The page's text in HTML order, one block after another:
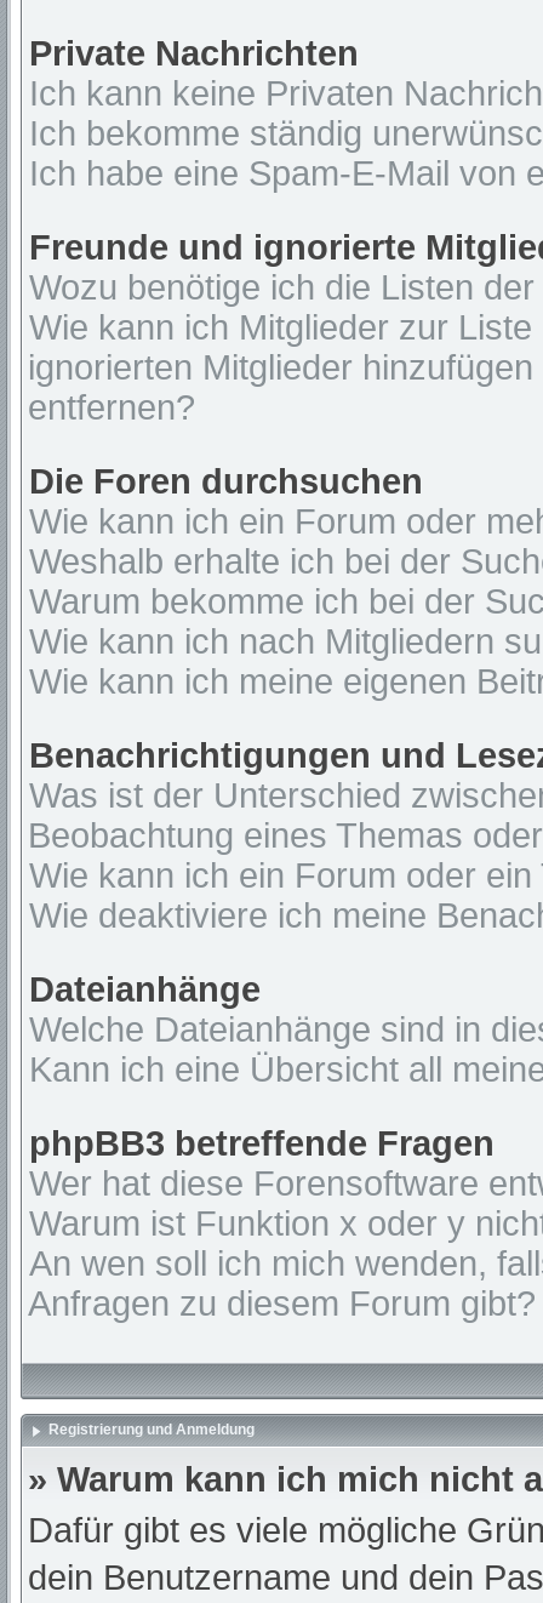
Private Nachrichten
Ich kann keine Privaten
Ich bekomme ständig
Ich habe eine Spam-E-Mail von
Freunde und ignorierte
Wozu benötige ich die Listen
Wie kann ich Mitglieder zur
ignorierten Mitglieder
entfernen?
Die Foren durchsuchen
Wie kann ich ein Forum oder
Weshalb erhalte ich bei der
Warum bekomme ich bei der
Wie kann ich nach Mitgliedern
Wie kann ich meine eigenen
Benachrichtigungen und
Was ist der Unterschied
Beobachtung eines Themas
Wie kann ich ein Forum oder
Wie deaktiviere ich meine
Dateianhänge
Welche Dateianhänge sind in
Kann ich eine Übersicht all
phpBB3 betreffende Fragen
Wer hat diese Forensoftware
Warum ist Funktion x oder y
An wen soll ich mich wenden,
Anfragen zu diesem Forum gibt?
Registrierung und Anmeldung
» Warum kann ich mich nicht
Dafür gibt es viele mögliche
dein Benutzername und dein